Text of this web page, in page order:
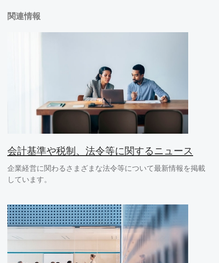
関連情報
会計基準や税制、法令等に関するニュース
企業経営に関わるさまざまな法令等について最新情報を掲載
しています。